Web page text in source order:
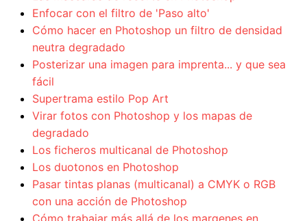
Enfocar con el filtro de 'Paso alto'
Cómo hacer en Photoshop un filtro de densidad
neutra degradado
Posterizar una imagen para imprenta... y que sea
fácil
Supertrama estilo Pop Art
Virar fotos con Photoshop y los mapas de
degradado
Los ficheros multicanal de Photoshop
Los duotonos en Photoshop
Pasar tintas planas (multicanal) a CMYK o RGB
con una acción de Photoshop